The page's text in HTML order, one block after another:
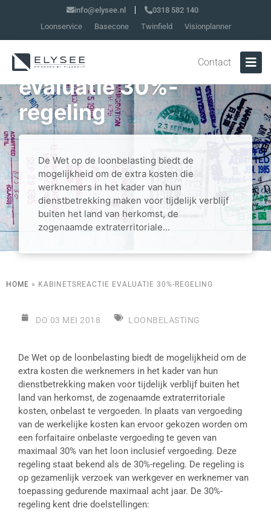
info@elysee.nl
0318 582 140
Loonservice
Basecone Twinfield Visionplanner
Contact
Kabinetsreactie
evaluatie 30%-
regeling
De Wet op de loonbelasting biedt de
mogelijkheid om de extra kosten die
werknemers in het kader van hun
dienstbetrekking maken voor tijdelijk verblijf
buiten het land van herkomst, de
zogenaamde extraterritoriale...
HOME » KABINETSREACTIE EVALUATIE 30%-REGELING
DO 03 MEI 2018 LOONBELASTING
De Wet op de loonbelasting biedt de mogelijkheid om de
extra kosten die werknemers in het kader van hun
dienstbetrekking maken voor tijdelijk verblijf buiten het
land van herkomst, de zogenaamde extraterritoriale
kosten, onbelast te vergoeden. In plaats van vergoeding
van de werkelijke kosten kan ervoor gekozen worden om
een forfaitaire onbelaste vergoeding te geven van
maximaal 30% van het loon inclusief vergoeding. Deze
regeling staat bekend als de 30%-regeling. De regeling is
op gezamenlijk verzoek van werkgever en werknemer van
toepassing gedurende maximaal acht jaar. De 30%-
regeling kent drie doelstellingen: